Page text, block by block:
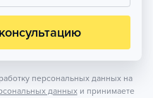
персональных данных на
данных и принимаете